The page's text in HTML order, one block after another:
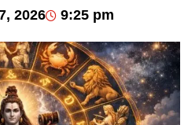
2026 9:25 pm